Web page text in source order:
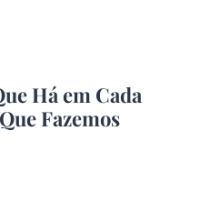
Há em Cada
Fazemos